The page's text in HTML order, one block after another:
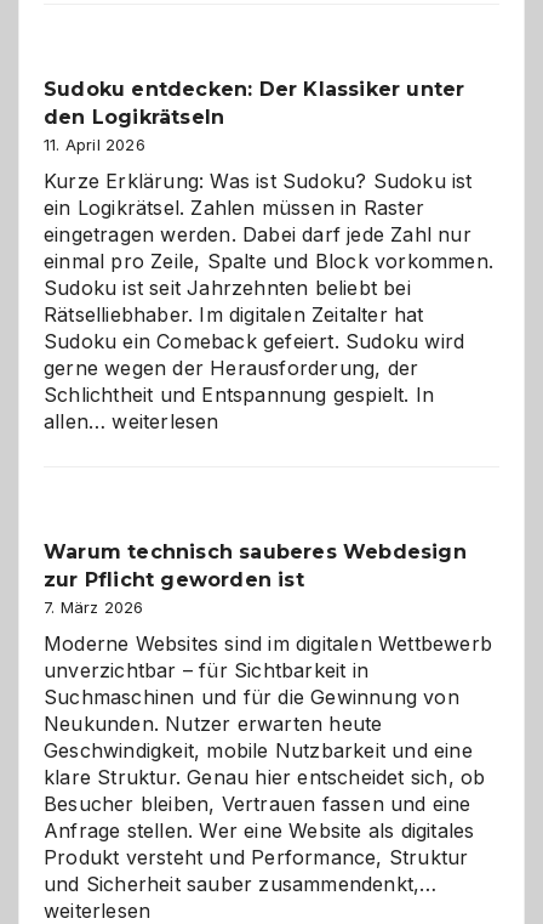
Sudoku entdecken: Der Klassiker unter
den Logikrätseln
11. April 2026
Kurze Erklärung: Was ist Sudoku? Sudoku ist
ein Logikrätsel. Zahlen müssen in Raster
eingetragen werden. Dabei darf jede Zahl nur
einmal pro Zeile, Spalte und Block vorkommen.
Sudoku ist seit Jahrzehnten beliebt bei
Rätselliebhaber. Im digitalen Zeitalter hat
Sudoku ein Comeback gefeiert. Sudoku wird
gerne wegen der Herausforderung, der
Schlichtheit und Entspannung gespielt. In
allen…Sudoku
den
Logikrätseln
weiterlesen
Warum technisch sauberes Webdesign
zur Pflicht geworden ist
7. März 2026
Moderne Websites sind im digitalen Wettbewerb
unverzichtbar – für Sichtbarkeit in
Suchmaschinen und für die Gewinnung von
Neukunden. Nutzer erwarten heute
Geschwindigkeit, mobile Nutzbarkeit und eine
klare Struktur. Genau hier entscheidet sich, ob
Besucher bleiben, Vertrauen fassen und eine
Anfrage stellen. Wer eine Website als digitales
Produkt versteht und Performance, Struktur
und Sicherheit sauber zusammendenkt,…
weiterlesen